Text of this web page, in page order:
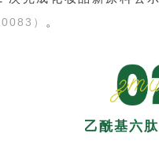
） 。
乙酰基六